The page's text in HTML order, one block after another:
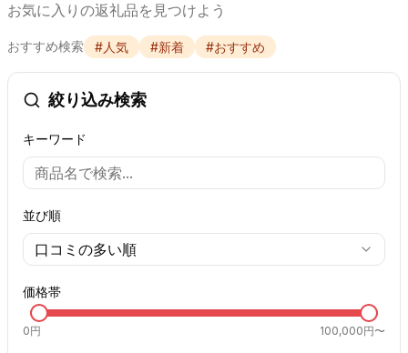
お気に入りの返礼品を見つけよう
おすすめ検索 #人気 #新着 #おすすめ
絞り込み検索
キーワード
並び順
口コミの多い順
価格帯
0円 100,000円〜